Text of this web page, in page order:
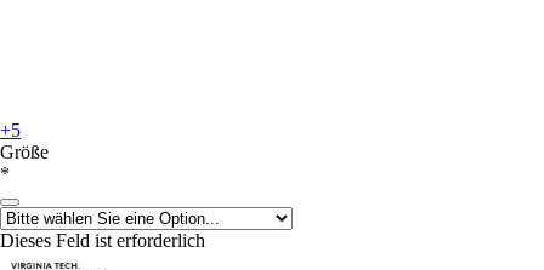
+5
Größe
*
Dieses Feld ist erforderlich